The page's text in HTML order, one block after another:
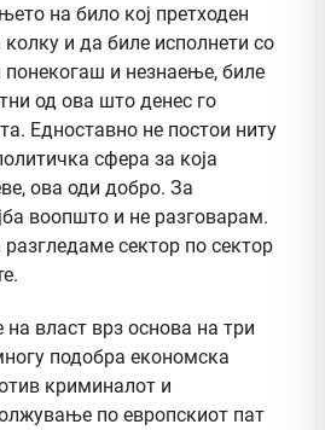
на било кој претходен
и да биле исполнети со
понекогаш и незнаење, биле
од ова што денес го
Едноставно не постои ниту
сфера за која
ова оди добро. За
воопшто и не разговарам.
разгледаме сектор по сектор
власт врз основа на три
подобра економска
криминалот и
по европскиот пат